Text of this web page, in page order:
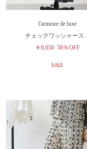
l'armoire de luxe
チェックワッシャース…
￥6,050 50％OFF
SALE